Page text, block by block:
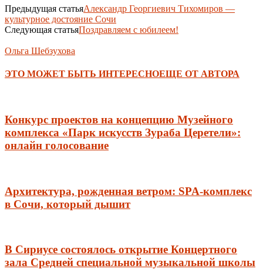
Предыдущая статьяАлександр Георгиевич Тихомиров —
культурное достояние Сочи
Следующая статьяПоздравляем с юбилеем!
Ольга Шебзухова
ЭТО МОЖЕТ БЫТЬ ИНТЕРЕСНОЕЩЕ ОТ АВТОРА
Конкурс проектов на концепцию Музейного
комплекса «Парк искусств Зураба Церетели»:
онлайн голосование
Архитектура, рожденная ветром: SPA-комплекс
в Сочи, который дышит
В Сириусе состоялось открытие Концертного
зала Средней специальной музыкальной школы